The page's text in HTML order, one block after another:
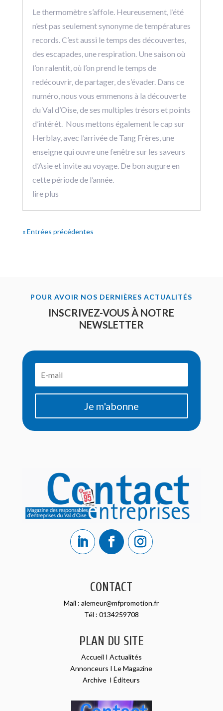
Le thermomètre s’affole. Heureusement, l’été
n’est pas seulement synonyme de températures
records. C’est aussi le temps des découvertes,
des escapades, une respiration. Une saison où
l’on ralentit, où l’on prend le temps de
redécouvrir, de partager, de s’évader. Dans ce
numéro, nous vous emmenons à la découverte
du Val d’Oise, de ses multiples trésors et points
d’intérêt. Nous mettons également le cap sur
Herblay, avec l’arrivée de Tang Frères, une
enseigne qui ouvre une fenêtre sur les saveurs
d’Asie et invite au voyage. De bon augure en
cette période de l’année.
lire plus
« Entrées précédentes
POUR AVOIR NOS DERNIÈRES ACTUALITÉS
INSCRIVEZ-VOUS À NOTRE
NEWSLETTER
Je m'abonne
CONTACT
Mail :alemeur@mfpromotion.fr
Tél : 0134259708
PLAN DU SITE
Accueil I Actualités
Annonceurs ILe Magazine
Archive IÉditeurs